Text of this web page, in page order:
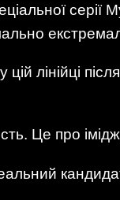
серії
лінійці
Це про